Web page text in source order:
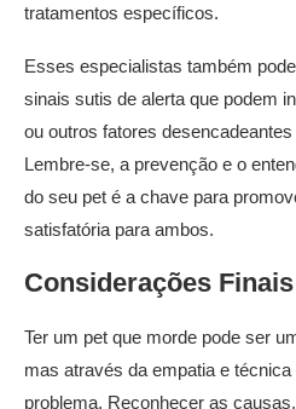
tratamentos específicos.
Esses especialistas também
sinais sutis de alerta que podem
ou outros fatores
Lembre-se, a prevenção e o
do seu pet é a chave para
satisfatória para ambos.
Considerações Finais
Ter um pet que morde pode ser
mas através da empatia e
problema. Reconhecer as